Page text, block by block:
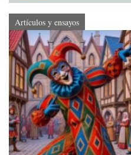
Artículos y ensayos